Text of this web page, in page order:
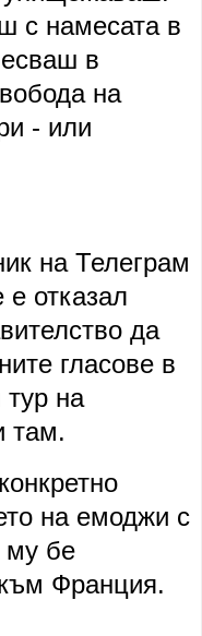
с намесата в
в
на
- или
на Телеграм
отказал
да
гласове в
на
там.
на емоджи с
му бе
Франция.